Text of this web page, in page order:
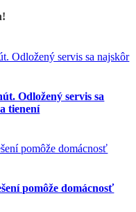
Odložený servis sa
tienení
pomôže domácnosť